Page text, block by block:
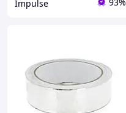
Impulse